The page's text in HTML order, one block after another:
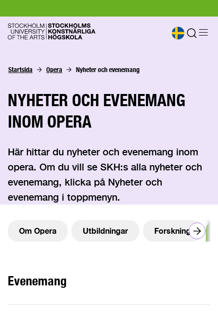
Startsida Opera Nyheter och evenemang
NYHETER OCH EVENEMANG
INOM OPERA
Här hittar du nyheter och evenemang inom
opera. Om du vill se SKH:s alla nyheter och
evenemang, klicka på Nyheter och
evenemang i toppmenyn.
Om Opera Utbildningar Forskning
Evenemang